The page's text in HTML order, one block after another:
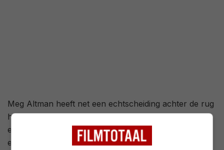
Meg Altman heeft net een echtscheiding achter de rug
heeft en betrekt samen met haar dochter tje Sarah
een appartement in hartje New York. Het huis heeft
een verborgen kamer, de zogenaamde Panic Room,